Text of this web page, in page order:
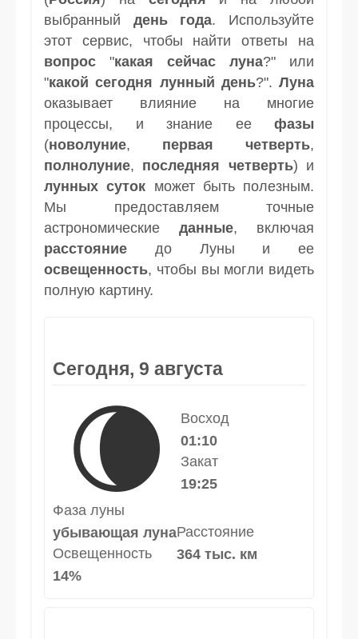
выбранный день года. Используйте
этот сервис, чтобы найти ответы на
вопрос "какая сейчас луна?" или
"какой сегодня лунный день?". Луна
оказывает влияние на многие
процессы, и знание ее фазы
(новолуние, первая четверть,
полнолуние, последняя четверть) и
лунных суток может быть полезным.
Мы предоставляем точные
астрономические данные, включая
расстояние до Луны и ее
освещенность, чтобы вы могли видеть
полную картину.
Сегодня, 9 августа
🌘
Восход
01:10
Закат
19:25
Фаза луны
убывающая луна
Освещенность
14%
Расстояние
364 тыс. км